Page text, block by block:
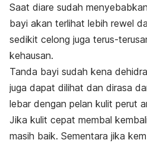
Saat diare sudah
bayi akan terlihat lebih rewel
sedikit celong juga terus-
kehausan.
Tanda bayi sudah kena
juga dapat dilihat dan dirasa
lebar dengan pelan kulit perut
Jika kulit cepat membal
masih baik. Sementara jika